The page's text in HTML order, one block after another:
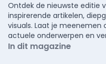
Ontdek de nieuwste editie
inspirerende artikelen,
visuals. Laat je meenemen
actuele onderwerpen en
In dit magazine